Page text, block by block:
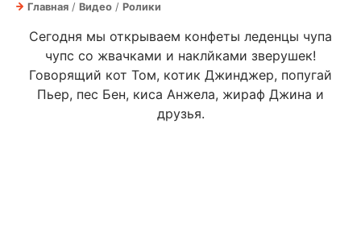
Главная / Видео / Ролики
Сегодня мы открываем конфеты леденцы чупа
чупс со жвачками и наклйками зверушек!
Говорящий кот Том, котик Джинджер, попугай
Пьер, пес Бен, киса Анжела, жираф Джина и
друзья.